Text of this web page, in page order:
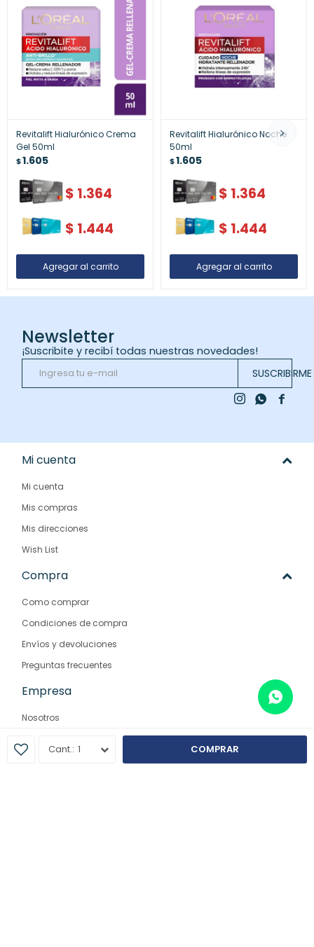
1 COMPRAR
Revitalift Hialurónico Crema
Gel 50ml
$1.605
$ 1.364
$ 1.444
Revitalift Hialurónico Noche
50ml
$1.605
$ 1.364
$ 1.444
Newsletter
¡Suscribite y recibí todas nuestras novedades!
SUSCRIBIRME

 
Mi cuenta
Mi cuenta
Mis compras
Mis direcciones
Wish List
Compra
Como comprar
Condiciones de compra
Envíos y devoluciones
Preguntas frecuentes
Empresa
Nosotros